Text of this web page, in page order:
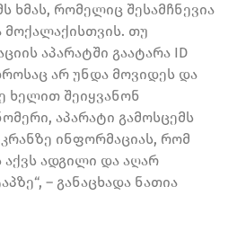
ხმას, რომელიც შესამჩნევია
მოქალაქისთვის. თუ
აპარატში გაატარა ID
არ უნდა მოვიდეს და
ხელით შეიყვანონ
აპარატი გამოსცემს
ინფორმაციას, რომ
აქვს ადგილი და აღარ
– განაცხადა ნათია